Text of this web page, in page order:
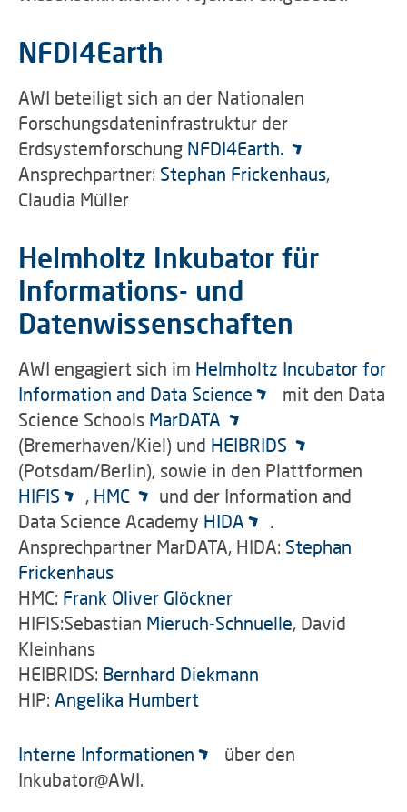
NFDI4Earth
AWI beteiligt sich an der Nationalen
Forschungsdateninfrastruktur der
Erdsystemforschung NFDI4Earth.
Ansprechpartner: Stephan Frickenhaus,
Claudia Müller
Helmholtz Inkubator für
Informations- und
Datenwissenschaften
AWI engagiert sich im Helmholtz Incubator for
Information and Data Science
mit den Data
Science Schools MarDATA
(Bremerhaven/Kiel) und HEIBRIDS
(Potsdam/Berlin), sowie in den Plattformen
HIFIS
, HMC
und der Information and
Data Science Academy HIDA
.
Ansprechpartner MarDATA, HIDA: Stephan
Frickenhaus
HMC: Frank Oliver Glöckner
HIFIS:Sebastian Mieruch-Schnuelle, David
Kleinhans
HEIBRIDS: Bernhard Diekmann
HIP: Angelika Humbert
Interne Informationen
über den
Inkubator@AWI.